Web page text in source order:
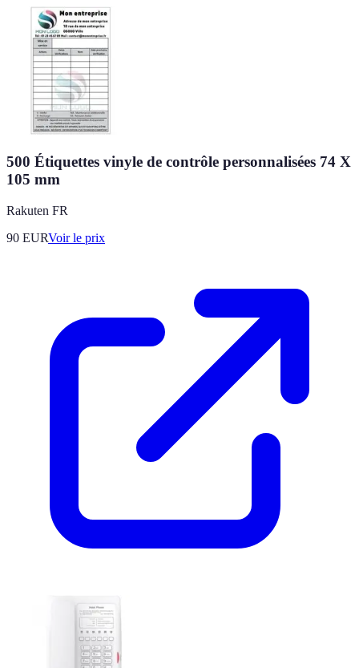
500 Étiquettes vinyle de contrôle personnalisées 74 X
105 mm
Rakuten FR
90 EURVoir le prix